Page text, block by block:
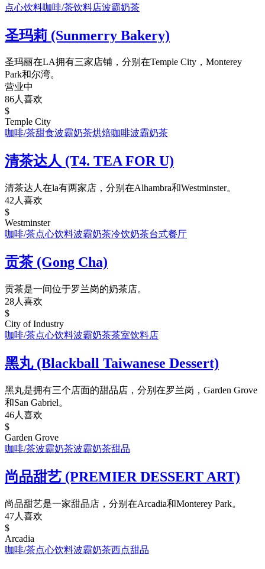
点心饮料咖啡/茶饮料店波霸奶茶
圣玛莉 (Sunmerry Bakery)
圣玛丽在LA拥有三家店铺，分别在Temple City，Monterey
Park和尔湾。
营业中
86人喜欢
$
Temple City
咖啡/茶甜食波霸奶茶烘焙咖啡波霸奶茶
清茶达人 (T4. TEA FOR U)
清茶达人在la有两家店，分别在Alhambra和Westminster。
42人喜欢
$
Westminster
咖啡/茶点心饮料波霸奶茶冷饮奶茶台式餐厅
贡茶 (Gong Cha)
贡茶是一间位于罗兰岗的奶茶店。
28人喜欢
$
City of Industry
咖啡/茶点心饮料波霸奶茶茶室饮料店
黑丸 (Blackball Taiwanese Dessert)
黑丸是拥有三个店面的甜品店，分别在罗兰岗，Garden Grove
和San Gabriel。
46人喜欢
$
Garden Grove
咖啡/茶波霸奶茶波霸奶茶甜品
尚品甜艺 (PREMIER DESSERT ART)
尚品甜艺是一家甜品店，分别在Arcadia和Monterey Park。
47人喜欢
$
Arcadia
咖啡/茶点心饮料波霸奶茶西点甜品